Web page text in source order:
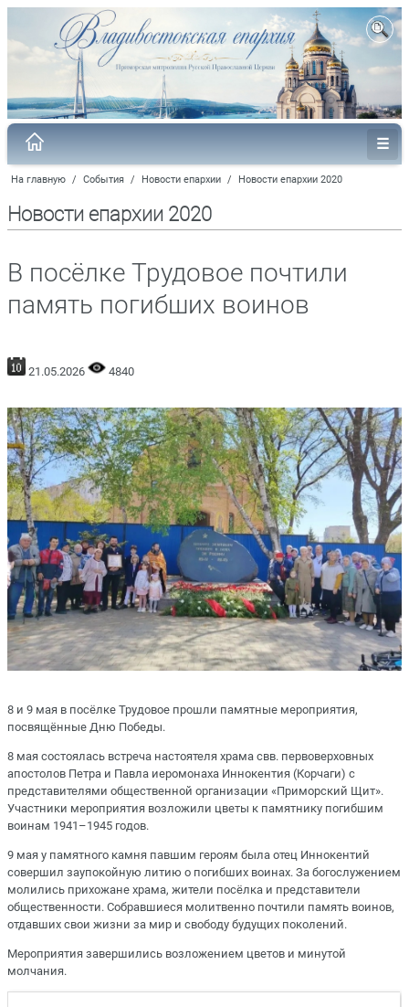
На главную / События / Новости епархии / Новости епархии 2020
Новости епархии 2020
В посёлке Трудовое почтили
память погибших воинов
21.05.2026 4840
8 и 9 мая в посёлке Трудовое прошли памятные мероприятия,
посвящённые Дню Победы.
8 мая состоялась встреча настоятеля храма свв. первоверховных
апостолов Петра и Павла иеромонаха Иннокентия (Корчаги) с
представителями общественной организации «Приморский Щит».
Участники мероприятия возложили цветы к памятнику погибшим
воинам 1941–1945 годов.
9 мая у памятного камня павшим героям была отец Иннокентий
совершил заупокойную литию о погибших воинах. За богослужением
молились прихожане храма, жители посёлка и представители
общественности. Собравшиеся молитвенно почтили память воинов,
отдавших свои жизни за мир и свободу будущих поколений.
Мероприятия завершились возложением цветов и минутой
молчания.